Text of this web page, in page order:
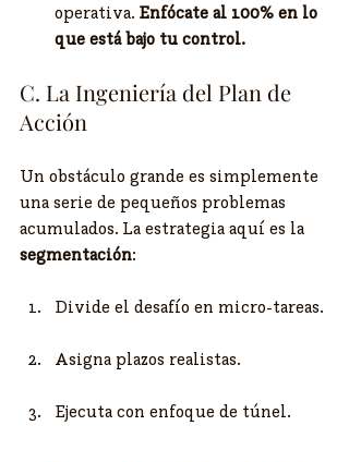
operativa. Enfócate al 100% en lo
que está bajo tu control.
​C. La Ingeniería del Plan de
Acción
​Un obstáculo grande es simplemente
una serie de pequeños problemas
acumulados. La estrategia aquí es la
segmentación:
​Divide el desafío en micro-tareas.
​Asigna plazos realistas.
​Ejecuta con enfoque de túnel.